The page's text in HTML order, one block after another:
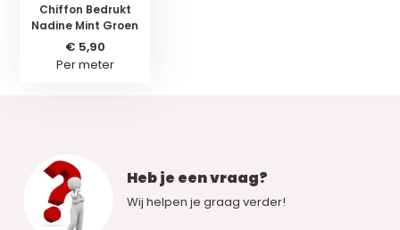
Chiffon Bedrukt
Nadine Mint Groen
€ 5,90
Per meter
Heb je een vraag?
Wij helpen je graag verder!